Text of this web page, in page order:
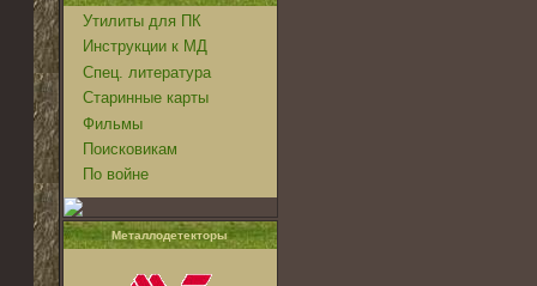
Утилиты для ПК
Инструкции к МД
Спец. литература
Старинные карты
Фильмы
Поисковикам
По войне
Металлодетекторы